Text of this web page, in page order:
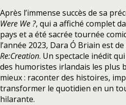
Après l’immense succès de sa
Were We ?, qui a affiché complet
pays et a été sacrée tournée
l’année 2023, Dara Ó Briain est
Re:Creation. Un spectacle inédit
des humoristes irlandais les plus
mieux : raconter des histoires,
transformer le quotidien en un
hilarante.